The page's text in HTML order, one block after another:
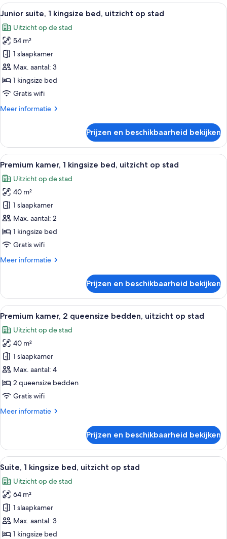
queensize
uitzicht
op
stad
Alle
foto's
voor
Junior
suite,
1
kingsize
bed,
op
Een moderne hotelkamer met een
5
Junior suite, 1 kingsize bed, uitzicht op stad
Uitzicht op de stad
54 m²
1 slaapkamer
Max. aantal: 3
1 kingsize bed
Gratis wifi
Meer informatie
Meer
suite,
kingsize
uitzicht
op
stad
Prijzen en beschikbaarheid bekijken
Alle
foto's
voor
Premium
kamer,
1
kingsize
bed,
op
Een moderne hotelkamer met een
5
Premium kamer, 1 kingsize bed, uitzicht op stad
Uitzicht op de stad
40 m²
1 slaapkamer
Max. aantal: 2
1 kingsize bed
Gratis wifi
Meer informatie
Meer
kamer,
kingsize
uitzicht
op
stad
Prijzen en beschikbaarheid bekijken
Alle
foto's
voor
Premium
kamer,
2
queensize
bedden,
op
Een moderne hotelkamer met een
5
Premium kamer, 2 queensize bedden, uitzicht op stad
Uitzicht op de stad
40 m²
1 slaapkamer
Max. aantal: 4
2 queensize bedden
Gratis wifi
Meer informatie
Meer
kamer,
queensize
uitzicht
op
stad
Prijzen en beschikbaarheid bekijken
Alle
foto's
voor
Suite,
kingsize
bed,
Hypoallergeen beddengoed,
5
Suite, 1 kingsize bed, uitzicht op stad
Uitzicht op de stad
64 m²
1 slaapkamer
Max. aantal: 3
1 kingsize bed